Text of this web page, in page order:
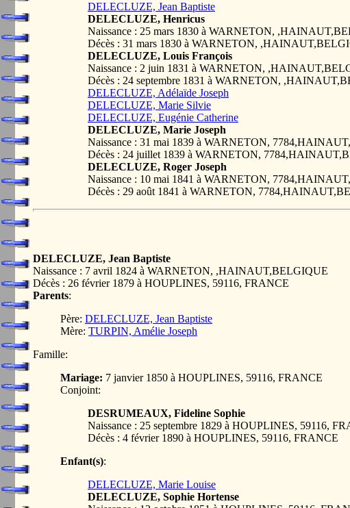
DELECLUZE, Jean Baptiste
DELECLUZE, Henricus
Naissance : 25 mars 1830 à WARNETON,
Décès : 31 mars 1830 à WARNETON,
DELECLUZE, Louis François
Naissance : 2 juin 1831 à WARNETON,
Décès : 24 septembre 1831 à WARNETON,
DELECLUZE, Adélaïde Joseph
DELECLUZE, Marie Silvie
DELECLUZE, Eugénie Catherine
DELECLUZE, Marie Joseph
Naissance : 31 mai 1839 à WARNETON,
Décès : 24 juillet 1839 à WARNETON,
DELECLUZE, Roger Joseph
Naissance : 10 mai 1841 à WARNETON,
Décès : 29 août 1841 à WARNETON,
DELECLUZE, Jean Baptiste
Naissance : 7 avril 1824 à WARNETON, ,HAINAUT,BELGIQUE
Décès : 26 février 1879 à HOUPLINES, 59116, FRANCE
Parents:
Père: DELECLUZE, Jean Baptiste
Mère: TURPIN, Amélie Joseph
Famille:
Mariage: 7 janvier 1850 à HOUPLINES, 59116, FRANCE
Conjoint:
DESRUMEAUX, Fideline Sophie
Naissance : 25 septembre 1829 à HOUPLINES, 59116,
Décès : 4 février 1890 à HOUPLINES, 59116, FRANCE
Enfant(s):
DELECLUZE, Marie Louise
DELECLUZE, Sophie Hortense